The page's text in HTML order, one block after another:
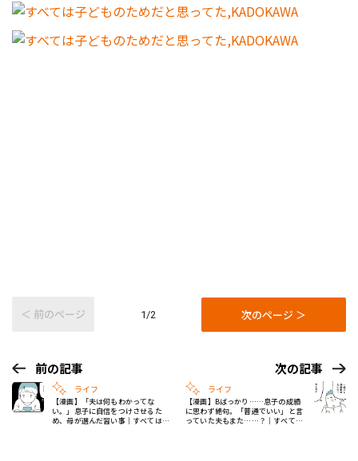
＜ 前のページ 1/2 次のページ ＞
前の記事
ライフ
【漫画】「夫は何もわかってな
い。」息子に自信をつけさせるた
め、母が選んだ習い事｜すべては子
次の記事
ライフ
【漫画】Bばっかり……息子の成績
に思わず絶句。「普通でいい」と言
っていた夫もまた……？｜すべては